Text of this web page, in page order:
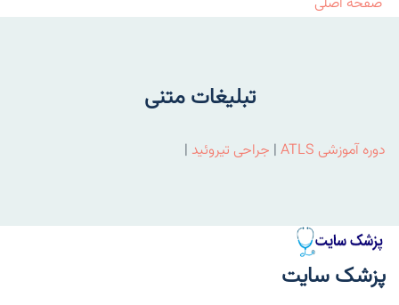
تبلیغات متنی
دوره آموزشی ATLS | جراحی تیروئید |
پزشک سایت